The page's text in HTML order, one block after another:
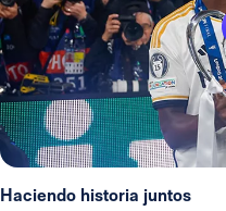
Haciendo historia juntos